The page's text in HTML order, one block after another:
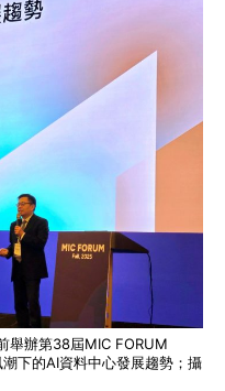
舉辦第38屆MIC FORUM
下的AI資料中心發展趨勢；攝